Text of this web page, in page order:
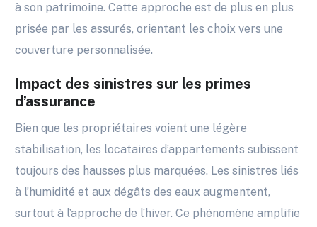
à son patrimoine. Cette approche est de plus en plus
prisée par les assurés, orientant les choix vers une
couverture personnalisée.
Impact des sinistres sur les primes
d’assurance
Bien que les propriétaires voient une légère
stabilisation, les locataires d’appartements subissent
toujours des hausses plus marquées. Les sinistres liés
à l’humidité et aux dégâts des eaux augmentent,
surtout à l’approche de l’hiver. Ce phénomène amplifie